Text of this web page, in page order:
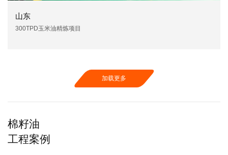
山东
300TPD玉米油精炼项目
加载更多
棉籽油
工程案例